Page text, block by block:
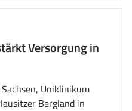
Versorgung in
Uniklinikum
Bergland in